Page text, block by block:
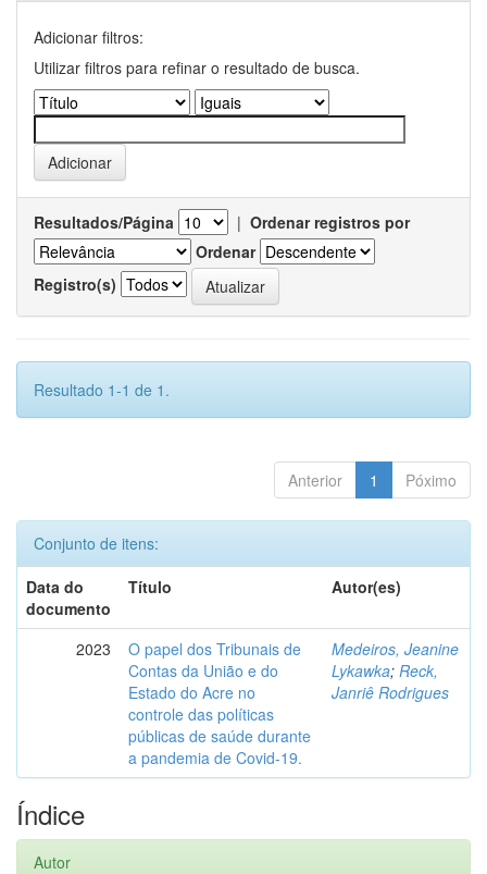
Adicionar filtros:
Utilizar filtros para refinar o resultado de busca.
Resultados/Página | Ordenar registros por
Ordenar
Registro(s)
Resultado 1-1 de 1.
Anterior 1 Póximo
Conjunto de itens:
Data do
documento
Título Autor(es)
2023
O papel dos Tribunais de
Contas da União e do
Estado do Acre no
controle das políticas
públicas de saúde durante
a pandemia de Covid-19.
Medeiros, Jeanine
Lykawka; Reck,
Janriê Rodrigues
Índice
Autor